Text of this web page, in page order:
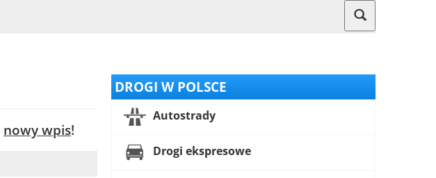
nowy wpis!
DROGI W POLSCE
Autostrady
Drogi ekspresowe